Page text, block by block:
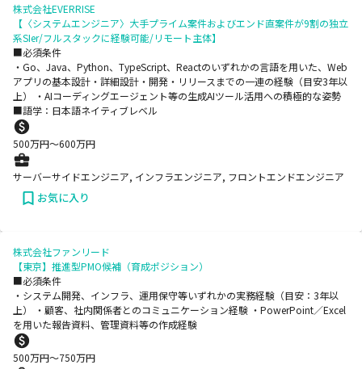
株式会社EVERRISE
【〈システムエンジニア〉大手プライム案件およびエンド直案件が9割の独立
系SIer/フルスタックに経験可能/リモート主体】
■必須条件
・Go、Java、Python、TypeScript、Reactのいずれかの言語を用いた、Web
アプリの基本設計・詳細設計・開発・リリースまでの一連の経験（目安3年以
上） ・AIコーディングエージェント等の生成AIツール活用への積極的な姿勢
■語学：日本語ネイティブレベル
500万円〜600万円
サーバーサイドエンジニア, インフラエンジニア, フロントエンドエンジニア
お気に入り
株式会社ファンリード
【東京】推進型PMO候補（育成ポジション）
■必須条件
・システム開発、インフラ、運用保守等いずれかの実務経験（目安：3年以
上） ・顧客、社内関係者とのコミュニケーション経験 ・PowerPoint／Excel
を用いた報告資料、管理資料等の作成経験
500万円〜750万円